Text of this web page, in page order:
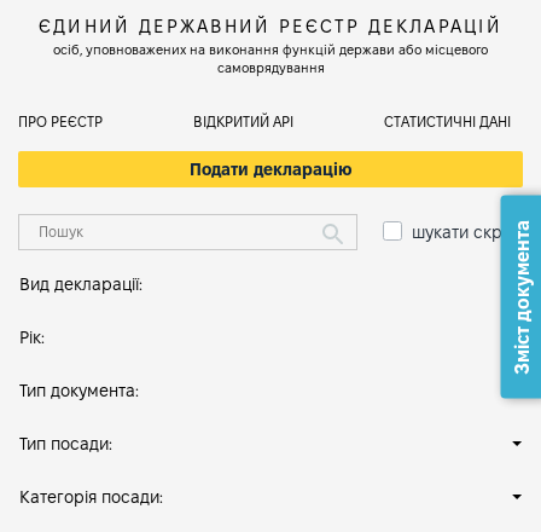
ЄДИНИЙ ДЕРЖАВНИЙ РЕЄСТР ДЕКЛАРАЦІЙ
осіб, уповноважених на виконання функцій держави або місцевого
самоврядування
ПРО РЕЄСТР ВІДКРИТИЙ АРІ СТАТИСТИЧНІ ДАНІ
Подати декларацію
шукати скрізь
Вид декларації:
Рік:
Тип документа:
Тип посади:
Категорія посади:
Зміст документа